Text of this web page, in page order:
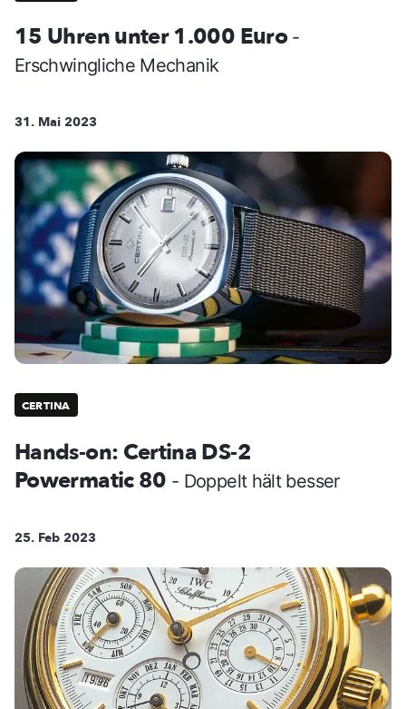
15 Uhren unter 1.000 Euro -
Erschwingliche Mechanik
31. Mai 2023
CERTINA
Hands-on: Certina DS-2
Powermatic 80 - Doppelt hält besser
25. Feb 2023